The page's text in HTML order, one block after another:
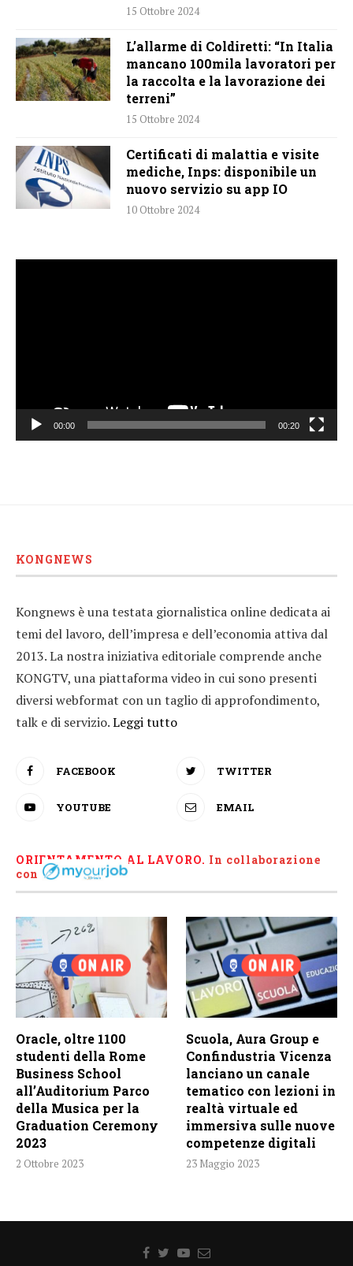
15 Ottobre 2024
L’allarme di Coldiretti: “In Italia
mancano 100mila lavoratori per
la raccolta e la lavorazione dei
terreni”
15 Ottobre 2024
Certificati di malattia e visite
mediche, Inps: disponibile un
nuovo servizio su app IO
10 Ottobre 2024
00:00 00:20
KONGNEWS
Kongnews è una testata giornalistica online dedicata ai
temi del lavoro, dell’impresa e dell’economia attiva dal
2013. La nostra iniziativa editoriale comprende anche
KONGTV, una piattaforma video in cui sono presenti
diversi webformat con un taglio di approfondimento,
talk e di servizio.Leggi tutto
FACEBOOK TWITTER
YOUTUBE EMAIL
ORIENTAMENTO AL LAVORO. In collaborazione
con
Oracle, oltre 1100
studenti della Rome
Business School
all’Auditorium Parco
della Musica per la
Graduation Ceremony
2023
2 Ottobre 2023
Scuola, Aura Group e
Confindustria Vicenza
lanciano un canale
tematico con lezioni in
realtà virtuale ed
immersiva sulle nuove
competenze digitali
23 Maggio 2023